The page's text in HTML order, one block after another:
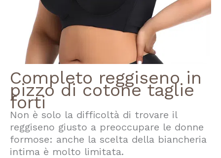
Completo reggiseno in
pizzo di cotone taglie
forti
Non è solo la difficoltà di trovare il
reggiseno giusto a preoccupare le donne
formose: anche la scelta della biancheria
intima è molto limitata.